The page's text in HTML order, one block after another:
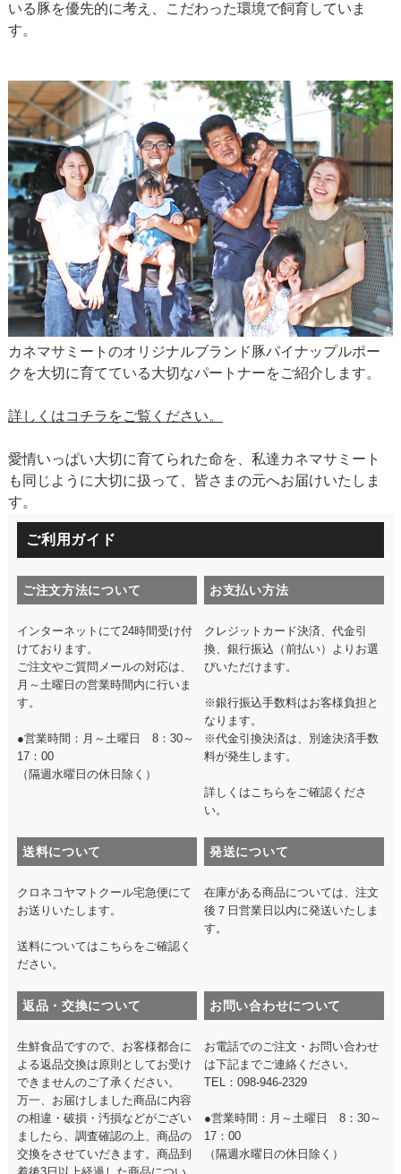
いる豚を優先的に考え、こだわった環境で飼育していま
す。
カネマサミートのオリジナルブランド豚パイナップルポー
クを大切に育てている大切なパートナーをご紹介します。
詳しくはコチラをご覧ください。
愛情いっぱい大切に育てられた命を、私達カネマサミート
も同じように大切に扱って、皆さまの元へお届けいたしま
す。
ご利用ガイド
ご注文方法について
インターネットにて24時間受け付
けております。
ご注文やご質問メールの対応は、
月～土曜日の営業時間内に行いま
す。
●営業時間：月～土曜日 8：30～
17：00
（隔週水曜日の休日除く）
お支払い方法
クレジットカード決済、代金引
換、銀行振込（前払い）よりお選
びいただけます。
※銀行振込手数料はお客様負担と
なります。
※代金引換決済は、別途決済手数
料が発生します。
詳しくはこちら をご確認くださ
い。
送料について
クロネコヤマトクール宅急便にて
お送りいたします。
送料についてはこちら をご確認く
ださい。
発送について
在庫がある商品については、注文
後７日営業日以内に発送いたしま
す。
返品・交換について
生鮮食品ですので、お客様都合に
よる返品交換は原則としてお受け
できませんのご了承ください。
万一、お届けしました商品に内容
の相違・破損・汚損などがござい
ましたら、調査確認の上、商品の
交換をさせていだきます。商品到
お問い合わせについて
お電話でのご注文・お問い合わせ
は下記までご連絡ください。
TEL：098-946-2329
●営業時間：月～土曜日 8：30～
17：00
（隔週水曜日の休日除く）